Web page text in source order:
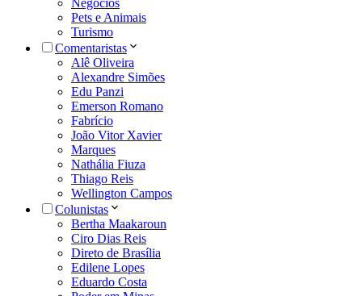
Pets e Animais
Turismo
Comentaristas
Alê Oliveira
Alexandre Simões
Edu Panzi
Emerson Romano
Fabrício
João Vitor Xavier
Marques
Nathália Fiuza
Thiago Reis
Wellington Campos
Colunistas
Bertha Maakaroun
Ciro Dias Reis
Direto de Brasília
Edilene Lopes
Eduardo Costa